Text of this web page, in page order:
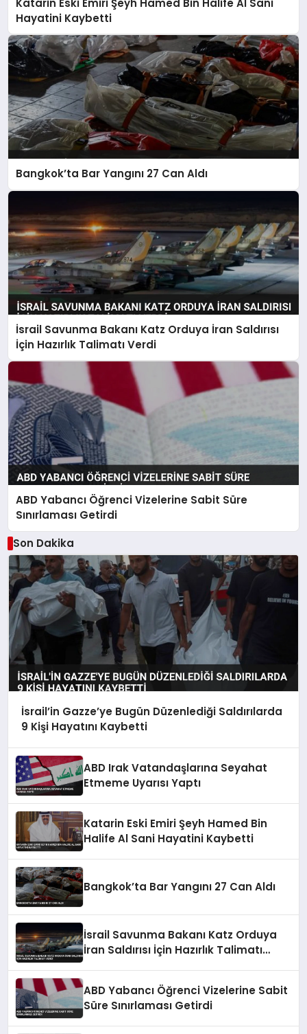
Katarin Eski Emiri Şeyh Hamed Bin Halife Al Sani
Hayatini Kaybetti
Bangkok’ta Bar Yangını 27 Can Aldı
İsrail Savunma Bakanı Katz Orduya İran Saldırısı
İçin Hazırlık Talimatı Verdi
ABD Yabancı Öğrenci Vizelerine Sabit Süre
Sınırlaması Getirdi
Son Dakika
İsrail’in Gazze’ye Bugün Düzenlediği Saldırılarda
9 Kişi Hayatını Kaybetti
ABD Irak Vatandaşlarına Seyahat
Etmeme Uyarısı Yaptı
Katarin Eski Emiri Şeyh Hamed Bin
Halife Al Sani Hayatini Kaybetti
Bangkok’ta Bar Yangını 27 Can Aldı
İsrail Savunma Bakanı Katz Orduya
İran Saldırısı İçin Hazırlık Talimatı
ABD Yabancı Öğrenci Vizelerine Sabit
Süre Sınırlaması Getirdi